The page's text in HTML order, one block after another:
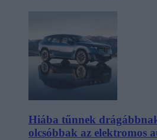
Hiába tűnnek
olcsóbbak az elektromos